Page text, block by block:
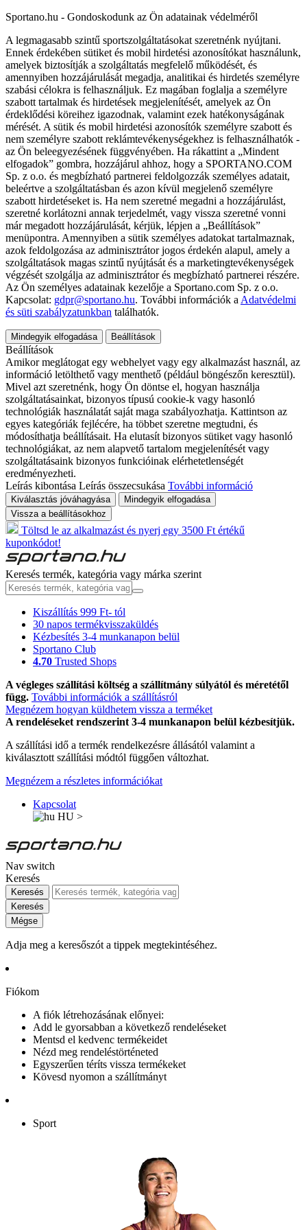
Sportano.hu - Gondoskodunk az Ön adatainak védelméről
A legmagasabb szintű sportszolgáltatásokat szeretnénk nyújtani.
Ennek érdekében sütiket és mobil hirdetési azonosítókat használunk,
amelyek biztosítják a szolgáltatás megfelelő működését, és
amennyiben hozzájárulását megadja, analitikai és hirdetés személyre
szabási célokra is felhasználjuk. Ez magában foglalja a személyre
szabott tartalmak és hirdetések megjelenítését, amelyek az Ön
érdeklődési köreihez igazodnak, valamint ezek hatékonyságának
mérését. A sütik és mobil hirdetési azonosítók személyre szabott és
nem személyre szabott reklámtevékenységekhez is felhasználhatók -
az Ön beleegyezésének függvényében. Ha rákattint a „Mindent
elfogadok” gombra, hozzájárul ahhoz, hogy a SPORTANO.COM
Sp. z o.o. és megbízható partnerei feldolgozzák személyes adatait,
beleértve a szolgáltatásban és azon kívül megjelenő személyre
szabott hirdetéseket is. Ha nem szeretné megadni a hozzájárulást,
szeretné korlátozni annak terjedelmét, vagy vissza szeretné vonni
már megadott hozzájárulását, kérjük, lépjen a „Beállítások”
menüpontra. Amennyiben a sütik személyes adatokat tartalmaznak,
azok feldolgozása az adminisztrátor jogos érdekén alapul, amely a
szolgáltatások magas szintű nyújtását és a marketingtevékenységek
végzését szolgálja az adminisztrátor és megbízható partnerei részére.
Az Ön személyes adatainak kezelője a Sportano.com Sp. z o.o.
Kapcsolat: gdpr@sportano.hu. További információk a Adatvédelmi
és süti szabályzatunkban találhatók.
Mindegyik elfogadása Beállítások
Beállítások
Amikor meglátogat egy webhelyet vagy egy alkalmazást használ, az
információ letölthető vagy menthető (például böngészőn keresztül).
Mivel azt szeretnénk, hogy Ön döntse el, hogyan használja
szolgáltatásainkat, bizonyos típusú cookie-k vagy hasonló
technológiák használatát saját maga szabályozhatja. Kattintson az
egyes kategóriák fejlécére, ha többet szeretne megtudni, és
módosíthatja beállításait. Ha elutasít bizonyos sütiket vagy hasonló
technológiákat, az nem alapvető tartalom megjelenítését vagy
szolgáltatásaink bizonyos funkcióinak elérhetetlenségét
eredményezheti.
Leírás kibontása Leírás összecsukása További információ
Kiválasztás jóváhagyása
Mindegyik elfogadása
Vissza a beállításokhoz
Töltsd le az alkalmazást és nyerj egy 3500 Ft értékű
kuponkódot!
Keresés termék, kategória vagy márka szerint
Kiszállítás 999 Ft- tól
30 napos termékvisszaküldés
Kézbesítés 3-4 munkanapon belül
Sportano Club
4.70 Trusted Shops
A végleges szállítási költség a szállítmány súlyától és méretétől
függ. További információk a szállításról
Megnézem hogyan küldhetem vissza a terméket
A rendeléseket rendszerint 3-4 munkanapon belül kézbesítjük.
A szállítási idő a termék rendelkezésre állásától valamint a
kiválasztott szállítási módtól függően változhat.
Megnézem a részletes információkat
Kapcsolat
HU >
Nav switch
Keresés
Keresés
Keresés
Mégse
Adja meg a keresőszót a tippek megtekintéséhez.
Fiókom
A fiók létrehozásának előnyei:
Add le gyorsabban a következő rendeléseket
Mentsd el kedvenc termékeidet
Nézd meg rendeléstörténeted
Egyszerűen téríts vissza termékeket
Kövesd nyomon a szállítmányt
Sport